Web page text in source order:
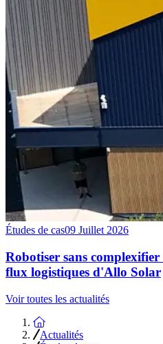
Études de cas09 Juillet 2026
Robotiser sans
flux logistiques d'Allo Solar
Voir toutes les actualités
Accueil
Actualités